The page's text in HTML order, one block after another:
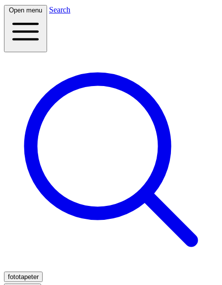
Open menu Search
fototapeter